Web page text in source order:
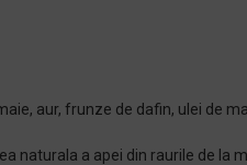
aur, frunze de dafin, ulei de
naturala a apei din raurile de la